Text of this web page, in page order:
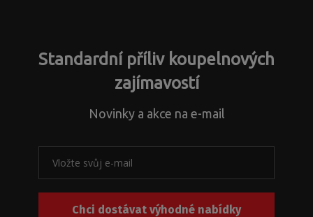
Standardní příliv koupelnových
zajímavostí
Novinky a akce na e-mail
Chci dostávat výhodné nabídky